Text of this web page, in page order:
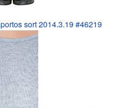
sort 2014.3.19 #46219